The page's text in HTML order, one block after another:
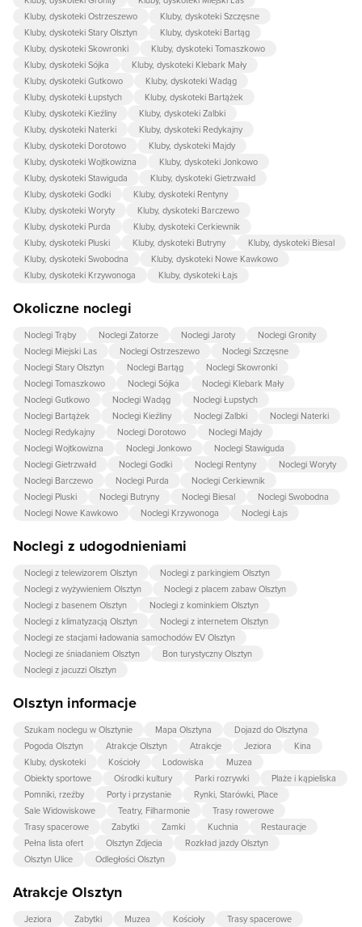
Kluby, dyskoteki Ostrzeszewo
Kluby, dyskoteki Szczęsne
Kluby, dyskoteki Stary Olsztyn
Kluby, dyskoteki Bartąg
Kluby, dyskoteki Skowronki
Kluby, dyskoteki Tomaszkowo
Kluby, dyskoteki Sójka
Kluby, dyskoteki Klebark Mały
Kluby, dyskoteki Gutkowo
Kluby, dyskoteki Wadąg
Kluby, dyskoteki Łupstych
Kluby, dyskoteki Bartążek
Kluby, dyskoteki Kieźliny
Kluby, dyskoteki Zalbki
Kluby, dyskoteki Naterki
Kluby, dyskoteki Redykajny
Kluby, dyskoteki Dorotowo
Kluby, dyskoteki Majdy
Kluby, dyskoteki Wojtkowizna
Kluby, dyskoteki Jonkowo
Kluby, dyskoteki Stawiguda
Kluby, dyskoteki Gietrzwałd
Kluby, dyskoteki Godki
Kluby, dyskoteki Rentyny
Kluby, dyskoteki Woryty
Kluby, dyskoteki Barczewo
Kluby, dyskoteki Purda
Kluby, dyskoteki Cerkiewnik
Kluby, dyskoteki Pluski
Kluby, dyskoteki Butryny
Kluby, dyskoteki Biesal
Kluby, dyskoteki Swobodna
Kluby, dyskoteki Nowe Kawkowo
Kluby, dyskoteki Krzywonoga
Kluby, dyskoteki Łajs
Okoliczne noclegi
Noclegi Trąby Noclegi Zatorze Noclegi Jaroty
Noclegi Gronity
Noclegi Miejski Las
Noclegi Ostrzeszewo
Noclegi Szczęsne
Noclegi Stary Olsztyn
Noclegi Bartąg
Noclegi Skowronki
Noclegi Tomaszkowo
Noclegi Sójka
Noclegi Klebark Mały
Noclegi Gutkowo
Noclegi Wadąg
Noclegi Łupstych
Noclegi Bartążek
Noclegi Kieźliny Noclegi Zalbki
Noclegi Naterki
Noclegi Redykajny
Noclegi Dorotowo
Noclegi Majdy
Noclegi Wojtkowizna
Noclegi Jonkowo
Noclegi Stawiguda
Noclegi Gietrzwałd
Noclegi Godki Noclegi Rentyny
Noclegi Woryty
Noclegi Barczewo
Noclegi Purda
Noclegi Cerkiewnik
Noclegi Pluski
Noclegi Butryny Noclegi Biesal
Noclegi Swobodna
Noclegi Nowe Kawkowo
Noclegi Krzywonoga Noclegi Łajs
Noclegi z udogodnieniami
Noclegi z telewizorem Olsztyn
Noclegi z parkingiem Olsztyn
Noclegi z wyżywieniem Olsztyn
Noclegi z placem zabaw Olsztyn
Noclegi z basenem Olsztyn
Noclegi z kominkiem Olsztyn
Noclegi z klimatyzacją Olsztyn
Noclegi z internetem Olsztyn
Noclegi ze stacjami ładowania samochodów EV Olsztyn
Noclegi ze śniadaniem Olsztyn
Bon turystyczny Olsztyn
Noclegi z jacuzzi Olsztyn
Olsztyn informacje
Szukam noclegu w Olsztynie Mapa Olsztyna
Dojazd do Olsztyna
Pogoda Olsztyn
Atrakcje Olsztyn Atrakcje Jeziora
Kina
Kluby, dyskoteki
Kościoły Lodowiska
Muzea
Obiekty sportowe
Ośrodki kultury Parki rozrywki
Plaże i kąpieliska
Pomniki, rzeźby
Porty i przystanie
Rynki, Starówki, Place
Sale Widowiskowe
Teatry, Filharmonie
Trasy rowerowe
Trasy spacerowe
Zabytki Zamki Kuchnia
Restauracje
Pełna lista ofert
Olsztyn Zdjecia
Rozkład jazdy Olsztyn
Olsztyn Ulice
Odległości Olsztyn
Atrakcje Olsztyn
Jeziora Zabytki Muzea Kościoły
Trasy spacerowe